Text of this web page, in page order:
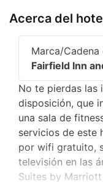
Acerca del
Marca/Cadena
Fairfield Inn
No te pierdas las
disposición, que
una sala de
servicios de este
por wifi gratuito,
televisión en las
Suites by